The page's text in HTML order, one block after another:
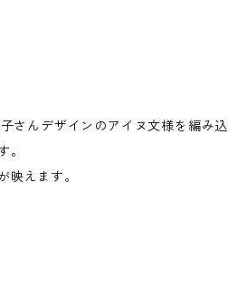
さんデザインのアイヌ文様を編み込
。
映えます。